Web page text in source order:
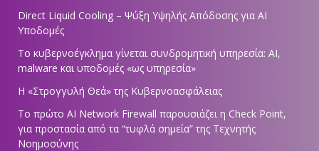
Direct Liquid Cooling – Ψύξη Υψηλής Απόδοσης για AI
Υποδομές
Το κυβερνοέγκλημα γίνεται συνδρομητική υπηρεσία: AI,
malware και υποδομές «ως υπηρεσία»
Η «Στρογγυλή Θεά» της Κυβερνοασφάλειας
Tο πρώτο AI Network Firewall παρουσιάζει η Check Point,
για προστασία από τα “τυφλά σημεία” της Τεχνητής
Νοημοσύνης